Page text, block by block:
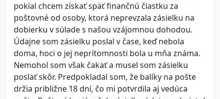
pokial chcem získať späť finančnú čiastku za
poštovné od osoby, ktorá neprevzala zásielku na
dobierku v súlade s našou vzájomnou dohodou.
Údajne som zásielku poslal v čase, keď nebola
doma, hoci o jej neprítomnosti bola u mňa známa.
Nemohol som však čakať a musel som zásielku
poslať skôr. Predpokladal som, že balíky na pošte
držia približne 18 dní, čo mi potvrdila aj vedúca